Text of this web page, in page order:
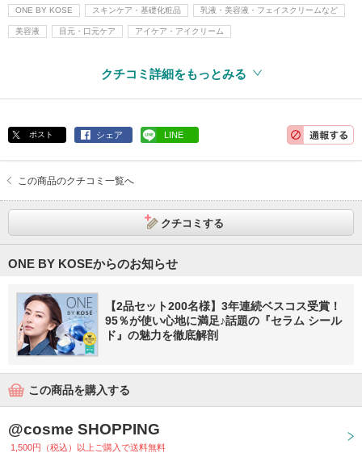
ONE BY KOSE スキンケア・基礎化粧品 乳液・美容液・フェイスクリームなど
美容液 目元・口元ケア アイケア・アイクリーム
クチコミ詳細をもっとみる
ポスト シェア LINE
この商品のクチコミ一覧へ
クチコミする
ONE BY KOSEからのお知らせ
【2品セット200名様】3年連続ベスコス受賞！
95％が使い心地に満足♪話題の『セラム シール
ド』の魅力を徹底解剖
この商品を購入する
@cosme SHOPPING
1,500円（税込）以上ご購入で送料無料